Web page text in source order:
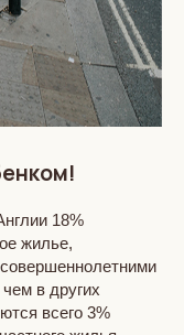
18%
жилье,
в других
всего 3%